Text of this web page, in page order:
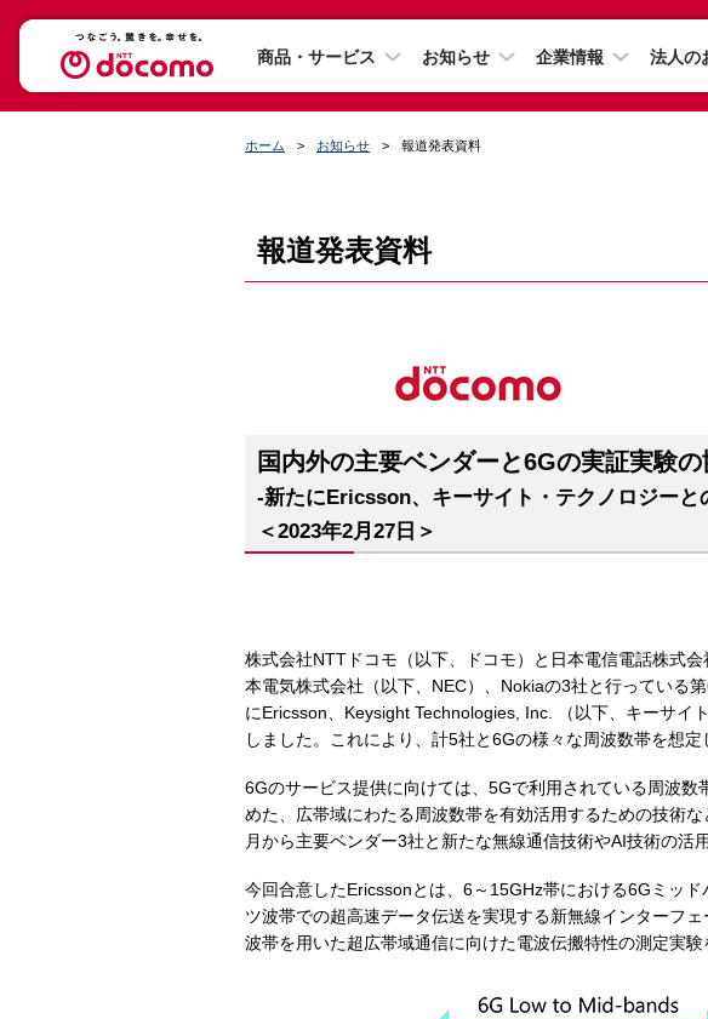
商品・サービス お知らせ 企業情報 法人の
ホーム お知らせ 報道発表資料
報道発表資料
国内外の主要ベンダーと6Gの実証実験
-新たにEricsson、キーサイト・テクノロジーと
＜2023年2月27日＞
株式会社NTTドコモ（以下、ドコモ）と日本電信電話株式
本電気株式会社（以下、NEC）、Nokiaの3社と行っている
にEricsson、Keysight Technologies, Inc. （以下、キーサイ
しました。これにより、計5社と6Gの様々な周波数帯を想定
6Gのサービス提供に向けては、5Gで利用されている周波
めた、広帯域にわたる周波数帯を有効活用するための技術
月から主要ベンダー3社と新たな無線通信技術やAI技術の活
今回合意したEricssonとは、6～15GHz帯における6Gミッ
ツ波帯での超高速データ伝送を実現する新無線インターフ
波帯を用いた超広帯域通信に向けた電波伝搬特性の測定実験